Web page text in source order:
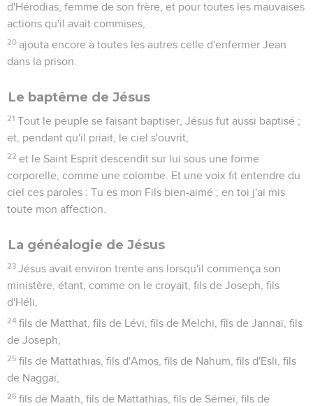
d'Hérodias, femme de son frère, et pour toutes les mauvaises
actions qu'il avait commises,
20 ajouta encore à toutes les autres celle d'enfermer Jean
dans la prison.
Le baptême de Jésus
21 Tout le peuple se faisant baptiser, Jésus fut aussi baptisé ;
et, pendant qu'il priait, le ciel s'ouvrit,
22 et le Saint Esprit descendit sur lui sous une forme
corporelle, comme une colombe. Et une voix fit entendre du
ciel ces paroles : Tu es mon Fils bien-aimé ; en toi j'ai mis
toute mon affection.
La généalogie de Jésus
23 Jésus avait environ trente ans lorsqu'il commença son
ministère, étant, comme on le croyait, fils de Joseph, fils
d'Héli,
24 fils de Matthat, fils de Lévi, fils de Melchi, fils de Jannaï, fils
de Joseph,
25 fils de Mattathias, fils d'Amos, fils de Nahum, fils d'Esli, fils
de Naggaï,
26 fils de Maath, fils de Mattathias, fils de Sémeï, fils de